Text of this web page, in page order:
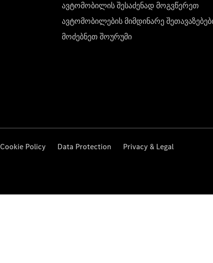
ავტომობილის შესაძენად მოგვწერეთ
ავტომობილების მიმდინარე
მოძებნეთ შოურუმი
Cookie Policy Data Protection Privacy & Legal